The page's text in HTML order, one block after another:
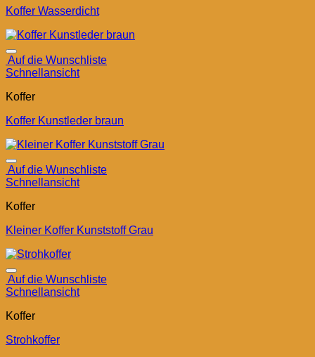
Koffer Wasserdicht
Auf die Wunschliste
Schnellansicht
Koffer
Koffer Kunstleder braun
Auf die Wunschliste
Schnellansicht
Koffer
Kleiner Koffer Kunststoff Grau
Auf die Wunschliste
Schnellansicht
Koffer
Strohkoffer